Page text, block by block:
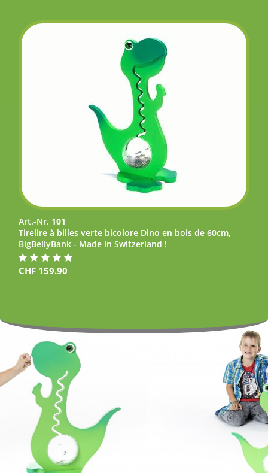
Art.-Nr. 101
Tirelire à billes verte bicolore Dino en bois de 60cm,
BigBellyBank - Made in Switzerland !
CHF 159.90